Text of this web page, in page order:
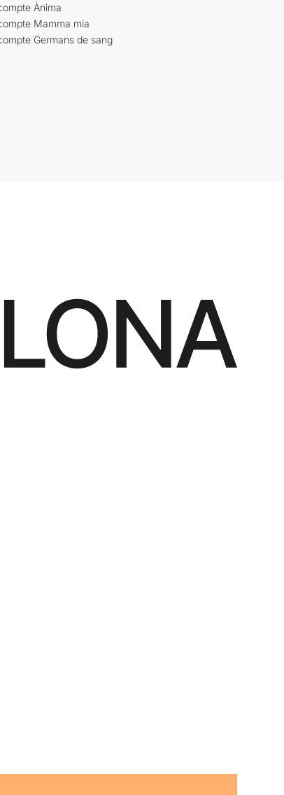
Ànima
Mamma mia
Germans de sang